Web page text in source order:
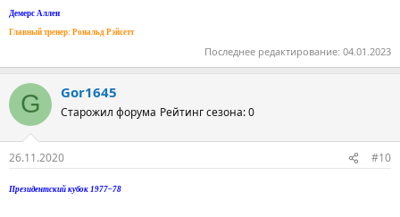
Демерс Аллен
Главный тренер: Рональд Рэйсетт
Последнее редактирование: 04.01.2023
G Gor1645
Старожил форума Рейтинг сезона: 0
26.11.2020 #10
Президентский кубок 1977–78